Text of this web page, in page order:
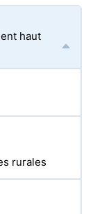
haut
rurales